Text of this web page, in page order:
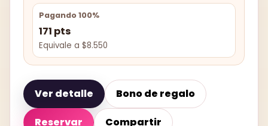
Pagando 100%
171 pts
Equivale a $8.550
Ver detalle Bono de regalo
Reservar Compartir